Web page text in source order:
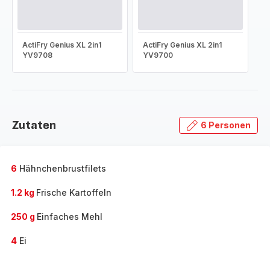
ActiFry Genius XL 2in1
YV9708
ActiFry Genius XL 2in1
YV9700
Zutaten 6 Personen
6 Hähnchenbrustfilets
1.2 kg Frische Kartoffeln
250 g Einfaches Mehl
4 Ei